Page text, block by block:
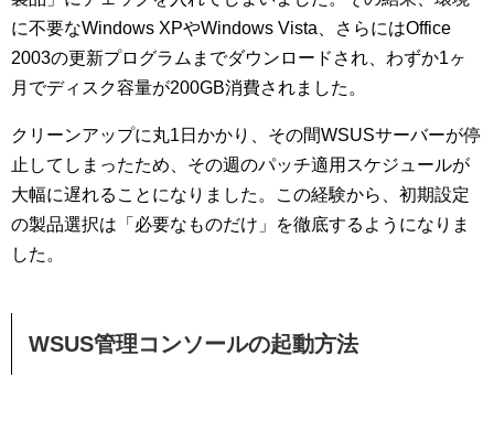
に不要なWindows XPやWindows Vista、さらにはOffice
2003の更新プログラムまでダウンロードされ、わずか1ヶ
月でディスク容量が200GB消費されました。
クリーンアップに丸1日かかり、その間WSUSサーバーが停
止してしまったため、その週のパッチ適用スケジュールが
大幅に遅れることになりました。この経験から、初期設定
の製品選択は「必要なものだけ」を徹底するようになりま
した。
WSUS管理コンソールの起動方法